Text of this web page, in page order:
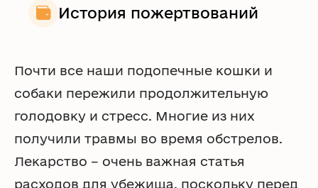
История пожертвований
Почти все наши подопечные кошки и
собаки пережили продолжительную
голодовку и стресс. Многие из них
получили травмы во время обстрелов.
Лекарство – очень важная статья
расходов для убежища, поскольку перед